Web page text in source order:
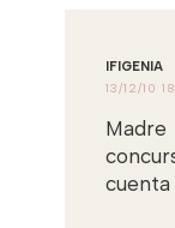
IFIGENIA
13/12/10
cuenta